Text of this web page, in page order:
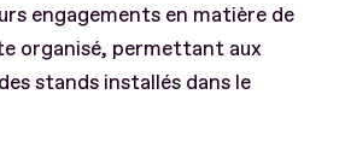
engagements en matière de
organisé, permettant aux
stands installés dans le